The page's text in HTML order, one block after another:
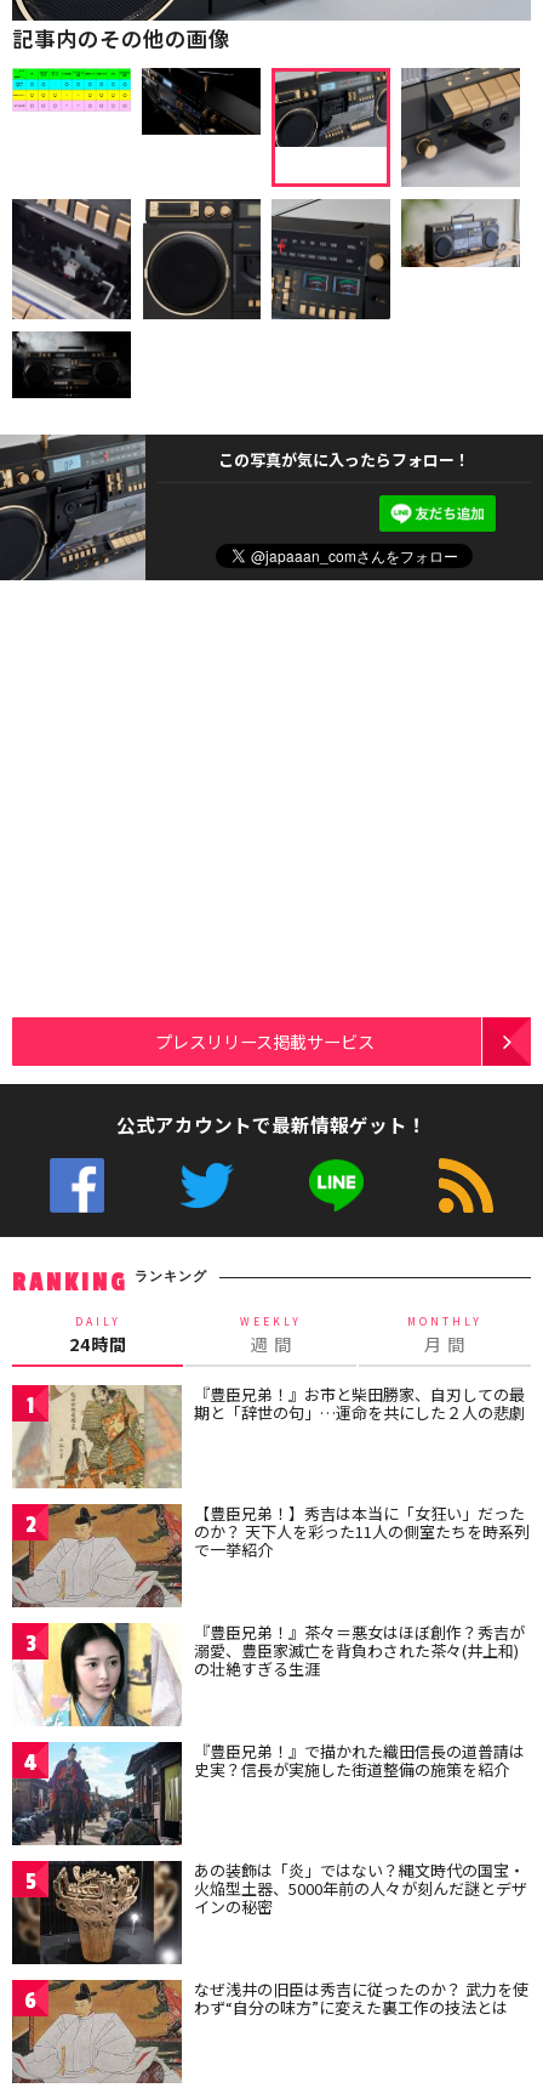
記事内のその他の画像
この写真が気に入ったらフォロー！
プレスリリース掲載サービス
公式アカウントで最新情報ゲット！
RANKING ランキング
DAILY
24時間
WEEKLY
週 間
MONTHLY
月 間
1 『豊臣兄弟！』お市と柴田勝家、自刃しての最
期と「辞世の句」…運命を共にした２人の悲劇
2 【豊臣兄弟！】秀吉は本当に「女狂い」だった
のか？ 天下人を彩った11人の側室たちを時系列
で一挙紹介
3 『豊臣兄弟！』茶々＝悪女はほぼ創作？秀吉が
溺愛、豊臣家滅亡を背負わされた茶々(井上和)
の壮絶すぎる生涯
4 『豊臣兄弟！』で描かれた織田信長の道普請は
史実？信長が実施した街道整備の施策を紹介
5 あの装飾は「炎」ではない？縄文時代の国宝・
火焔型土器、5000年前の人々が刻んだ謎とデザ
インの秘密
6 なぜ浅井の旧臣は秀吉に従ったのか？ 武力を使
わず“自分の味方”に変えた裏工作の技法とは